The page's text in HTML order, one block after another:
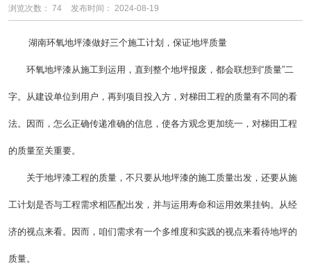
浏览次数： 74 发布时间： 2024-08-19
湖南环氧地坪漆做好三个施工计划，保证地坪质量
环氧地坪漆从施工到运用，直到整个地坪报废，都会联想到“质量”二
字。从建设单位到用户，再到项目投入方，对梯田工程的质量有不同的看
法。因而，怎么正确传递准确的信息，使各方观念更加统一，对梯田工程
的质量至关重要。
关于地坪漆工程的质量，不只要从地坪漆的施工质量出发，还要从施
工计划是否与工程需求相匹配出发，并与运用寿命和运用效果挂钩。从经
济的视点来看。因而，咱们需求有一个多维度和实践的视点来看待地坪的
质量。